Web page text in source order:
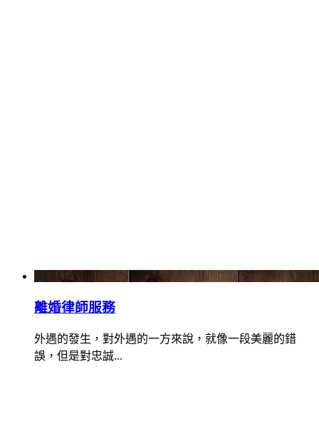
離婚律師服務
外遇的發生，對外遇的一方來說，就像一段美麗的錯
誤，但是對忠誠...